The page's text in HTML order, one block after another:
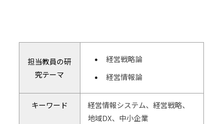
担当教員の研
究テーマ
経営戦略論
経営情報論
キーワード
経営情報システム、経営戦略、
地域DX、中小企業